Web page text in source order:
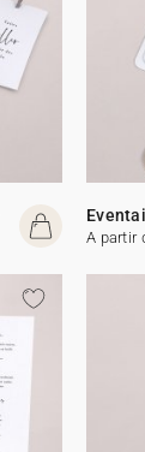
A partir